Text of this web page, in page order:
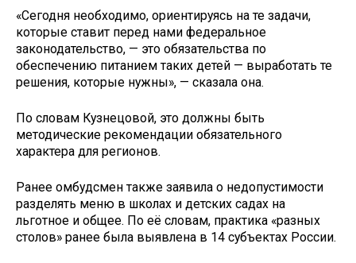
«Сегодня необходимо, ориентируясь на те задачи,
которые ставит перед нами федеральное
законодательство, — это обязательства по
обеспечению питанием таких детей — выработать те
решения, которые нужны», — сказала она.
По словам Кузнецовой, это должны быть
методические рекомендации обязательного
характера для регионов.
Ранее омбудсмен также заявила о недопустимости
разделять меню в школах и детских садах на
льготное и общее. По её словам, практика «разных
столов» ранее была выявлена в 14 субъектах России.